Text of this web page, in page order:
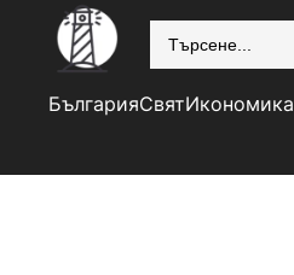
БългарияСвятИкономика